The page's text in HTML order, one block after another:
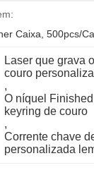
Caixa, 500pcs/
Laser que grava
couro
,
O níquel
keyring de couro
,
Corrente chave
personalizada